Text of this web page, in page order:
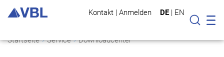
Kontakt | Anmelden DE | EN
Suche
Startseite Service Downloadcenter